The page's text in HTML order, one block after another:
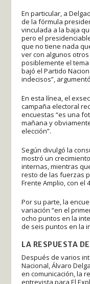
En particular, a
de la fórmula
vinculada a la baja
pero el
que no tiene nada
ver con algunos
posiblemente el
bajó el Partido
indecisos”,
En esta línea, el
campaña electoral
encuestas “es una
mañana y
elección”.
Según divulgó la
mostró un
internas, mientras
resto de las fuerzas
Frente Amplio, con el
Por su parte, la
variación “en el
ocho puntos en la
de seis puntos en la
LA RESPUESTA
Después de varios
Nacional, Álvaro
en comunicación, la
entrevista para El